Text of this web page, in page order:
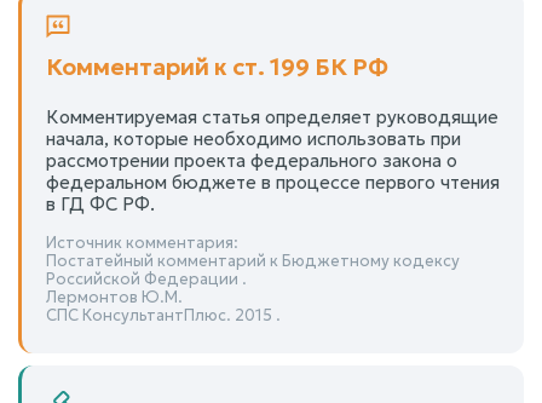
Комментарий к ст. 199 БК РФ
Комментируемая статья определяет руководящие
начала, которые необходимо использовать при
рассмотрении проекта федерального закона о
федеральном бюджете в процессе первого чтения
в ГД ФС РФ.
Источник комментария:
Постатейный комментарий к Бюджетному кодексу
Российской Федерации .
Лермонтов Ю.М.
СПС КонсультантПлюс. 2015 .